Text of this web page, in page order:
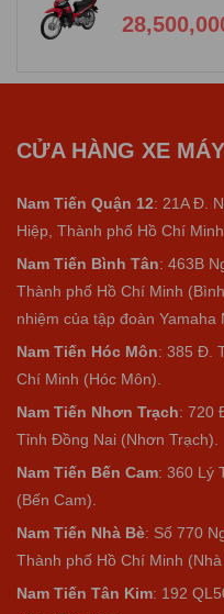
Anh Thanh Trung vừa
Nam Tiến ngày10/8/2026
Anh Thanh Trung vừa đăng
CỬA HÀNG XE
Nam Tiến Quận 12: 21A Đ.
Hiệp, Thành phố Hồ Chí
Nam Tiến Bình Tân: 463B
Thành phố Hồ Chí Minh
nhiệm của tập đoàn Yamaha
Nam Tiến Hóc Môn: 385 Đ.
Chí Minh (Hóc Môn).
Nam Tiến Nhơn Trạch: 720
Tỉnh Đồng Nai (Nhơn Trạch).
Nam Tiến Bến Cam: 360 Lý
(Bến Cam).
Nam Tiến Nhà Bè: Số 770
Thành phố Hồ Chí Minh (Nhà
Nam Tiến Tân Kim: 192